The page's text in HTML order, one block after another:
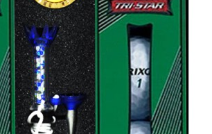
파우치
AP-100125
11 usb